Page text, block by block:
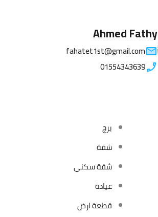
Ahmed Fathy
fahatet1st@gmail.com
01554343639
برج
شقة
شقة سكني
عيادة
قطعة ارض